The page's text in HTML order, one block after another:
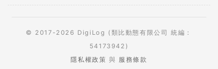
© 2017-2026 DigiLog (類比動態有限公司 統編：
54173942)
隱私權政策 與 服務條款